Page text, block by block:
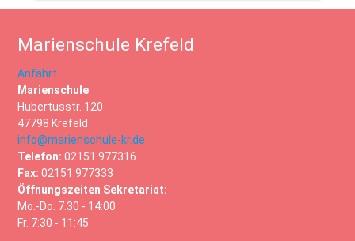
Marienschule Krefeld
Anfahrt
Marienschule
Hubertusstr. 120
47798 Krefeld
info@marienschule-kr.de
Telefon: 02151 977316
Fax: 02151 977333
Öffnungszeiten Sekretariat:
Mo.-Do. 7.30 - 14:00
Fr. 7:30 - 11:45